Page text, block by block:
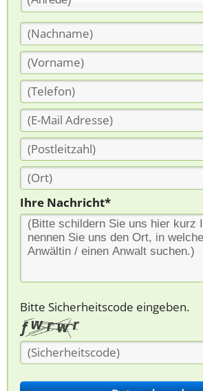
Ihre Nachricht*
Bitte Sicherheitscode eingeben.